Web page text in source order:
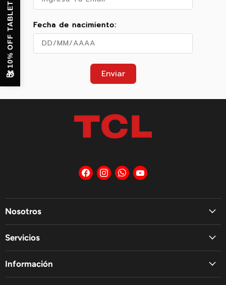
Fecha de nacimiento:
Enviar
Encuéntrenos
en
Encuéntrenos
en
Encuéntrenos
en
Encuéntrenos
en
Nosotros
Servicios
Información
10% OFF TABLET
🎁